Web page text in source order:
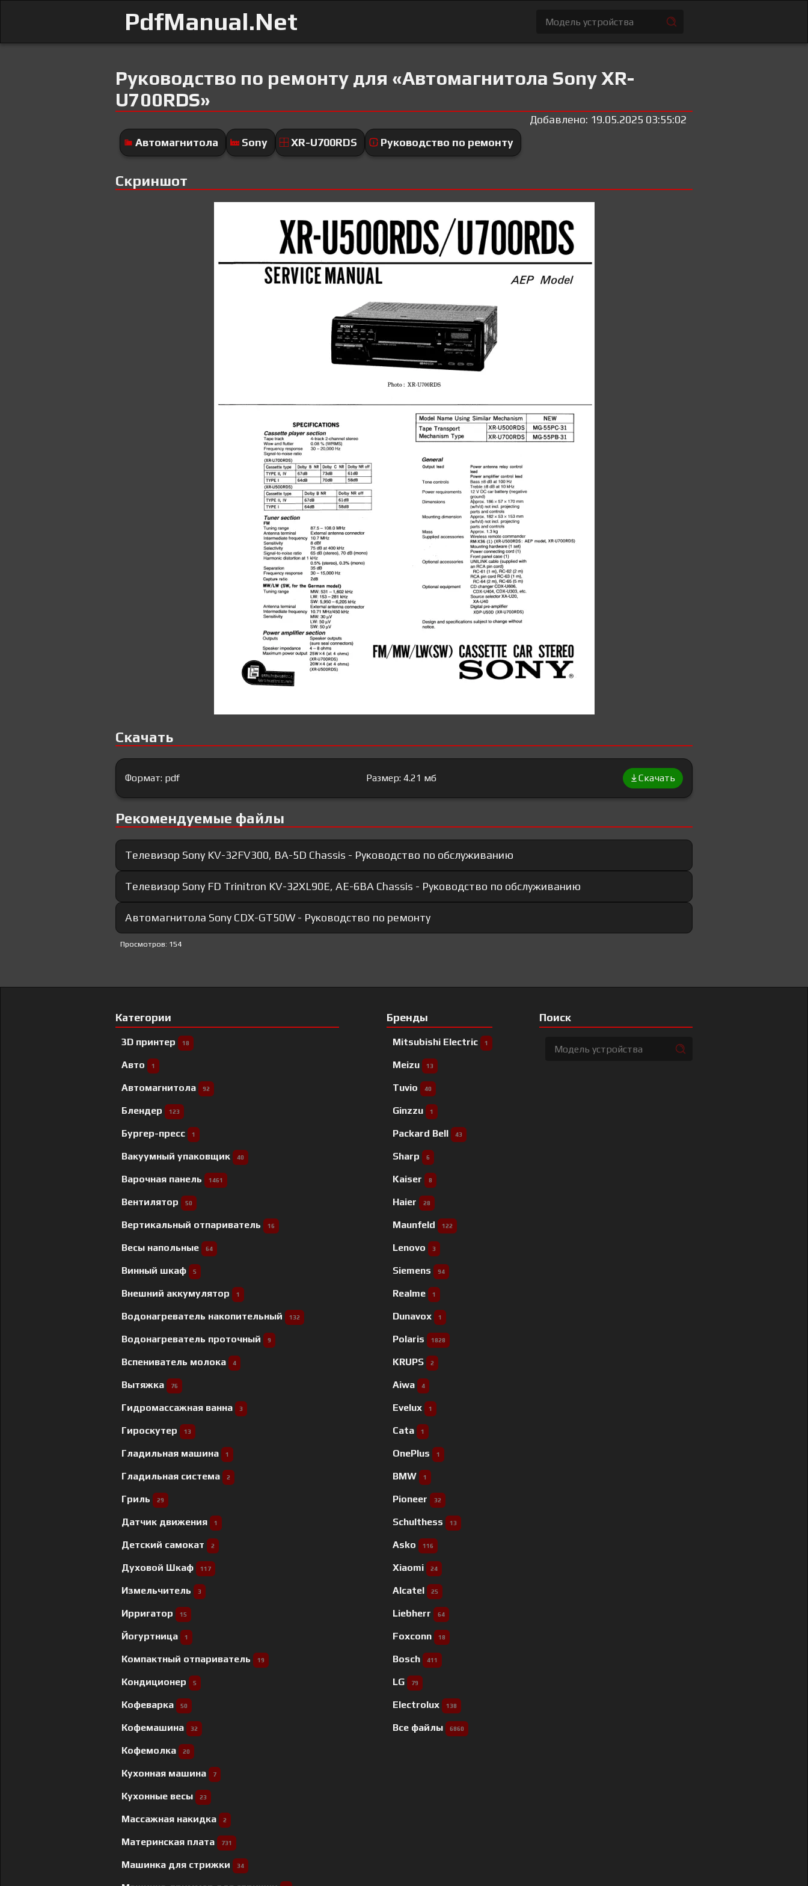
PdfManual.Net
Руководство по ремонту для «Автомагнитола Sony XR-
U700RDS»
Добавлено: 19.05.2025 03:55:02
Автомагнитола
Sony XR-U700RDS Руководство по ремонту
Скриншот
Скачать
Формат: pdf Размер: 4.21 мб Скачать
Рекомендуемые файлы
Телевизор Sony KV-32FV300, BA-5D Chassis - Руководство по обслуживанию
Телевизор Sony FD Trinitron KV-32XL90E, AE-6BA Chassis - Руководство по обслуживанию
Автомагнитола Sony CDX-GT50W - Руководство по ремонту
Просмотров: 154
Категории
3D принтер 18
Авто 1
Автомагнитола 92
Блендер 123
Бургер-пресс 1
Вакуумный упаковщик 40
Варочная панель 1461
Вентилятор 50
Вертикальный отпариватель 16
Весы напольные 64
Винный шкаф 5
Внешний аккумулятор 1
Водонагреватель накопительный 132
Водонагреватель проточный 9
Вспениватель молока 4
Вытяжка 76
Гидромассажная ванна 3
Гироскутер 13
Гладильная машина 1
Гладильная система 2
Гриль 29
Датчик движения 1
Детский самокат 2
Духовой Шкаф 117
Измельчитель 3
Ирригатор 15
Йогуртница 1
Компактный отпариватель 19
Кондиционер 5
Кофеварка 50
Кофемашина 32
Кофемолка 20
Кухонная машина 7
Кухонные весы 23
Массажная накидка 2
Материнская плата 731
Машинка для стрижки 34
Бренды
Mitsubishi Electric 1
Meizu 13
Tuvio 40
Ginzzu 1
Packard Bell 43
Sharp 6
Kaiser 8
Haier 28
Maunfeld 122
Lenovo 3
Siemens 94
Realme 1
Dunavox 1
Polaris 1828
KRUPS 2
Aiwa 4
Evelux 1
Cata 1
OnePlus 1
BMW 1
Pioneer 32
Schulthess 13
Asko 116
Xiaomi 24
Alcatel 25
Liebherr 64
Foxconn 18
Bosch 411
LG 79
Electrolux 138
Все файлы 6860
Поиск